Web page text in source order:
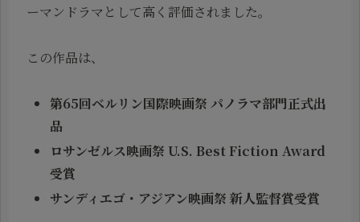
ーマンドラマとして高く評価されました。
この作品は、
第65回ベルリン国際映画祭 パノラマ部門正式出
品
ロサンゼルス映画祭 U.S. Best Fiction Award
受賞
サンディエゴ・アジアン映画祭 新人監督賞受賞